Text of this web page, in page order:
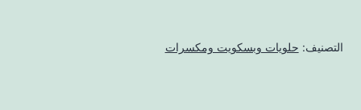
التصنيف: حلويات وبسكويت ومكسرات